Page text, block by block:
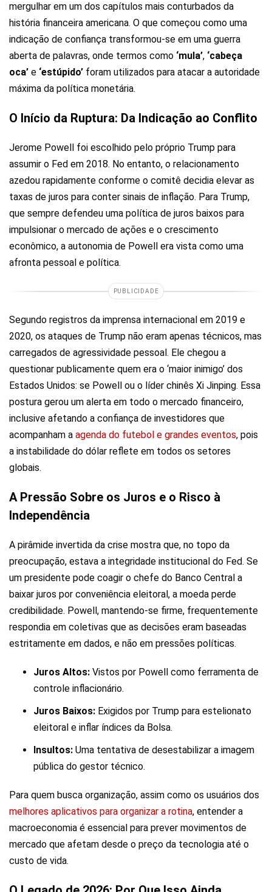
mergulhar em um dos capítulos mais conturbados da
história financeira americana. O que começou como uma
indicação de confiança transformou-se em uma guerra
aberta de palavras, onde termos como ‘mula’, ‘cabeça
oca’ e ‘estúpido’ foram utilizados para atacar a autoridade
máxima da política monetária.
O Início da Ruptura: Da Indicação ao Conflito
Jerome Powell foi escolhido pelo próprio Trump para
assumir o Fed em 2018. No entanto, o relacionamento
azedou rapidamente conforme o comitê decidia elevar as
taxas de juros para conter sinais de inflação. Para Trump,
que sempre defendeu uma política de juros baixos para
impulsionar o mercado de ações e o crescimento
econômico, a autonomia de Powell era vista como uma
afronta pessoal e política.
PUBLICIDADE
Segundo registros da imprensa internacional em 2019 e
2020, os ataques de Trump não eram apenas técnicos, mas
carregados de agressividade pessoal. Ele chegou a
questionar publicamente quem era o ‘maior inimigo’ dos
Estados Unidos: se Powell ou o líder chinês Xi Jinping. Essa
postura gerou um alerta em todo o mercado financeiro,
inclusive afetando a confiança de investidores que
acompanham a agenda do futebol e grandes eventos, pois
a instabilidade do dólar reflete em todos os setores
globais.
A Pressão Sobre os Juros e o Risco à
Independência
A pirâmide invertida da crise mostra que, no topo da
preocupação, estava a integridade institucional do Fed. Se
um presidente pode coagir o chefe do Banco Central a
baixar juros por conveniência eleitoral, a moeda perde
credibilidade. Powell, mantendo-se firme, frequentemente
respondia em coletivas que as decisões eram baseadas
estritamente em dados, e não em pressões políticas.
Juros Altos: Vistos por Powell como ferramenta de
controle inflacionário.
Juros Baixos: Exigidos por Trump para estelionato
eleitoral e inflar índices da Bolsa.
Insultos: Uma tentativa de desestabilizar a imagem
pública do gestor técnico.
Para quem busca organização, assim como os usuários dos
melhores aplicativos para organizar a rotina, entender a
macroeconomia é essencial para prever movimentos de
mercado que afetam desde o preço da tecnologia até o
custo de vida.